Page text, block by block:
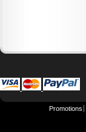
Promotions